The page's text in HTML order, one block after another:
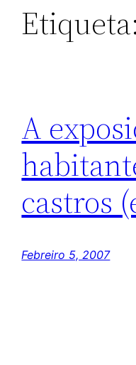
Etiqueta:
A
castros
Febreiro 5, 2007